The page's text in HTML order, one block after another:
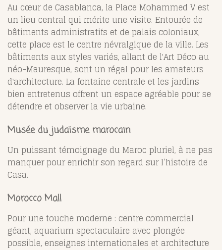
Au cœur de Casablanca, la Place Mohammed V est
un lieu central qui mérite une visite. Entourée de
bâtiments administratifs et de palais coloniaux,
cette place est le centre névralgique de la ville. Les
bâtiments aux styles variés, allant de l'Art Déco au
néo-Mauresque, sont un régal pour les amateurs
d'architecture. La fontaine centrale et les jardins
bien entretenus offrent un espace agréable pour se
détendre et observer la vie urbaine.
Musée du judaïsme marocain
Un puissant témoignage du Maroc pluriel, à ne pas
manquer pour enrichir son regard sur l’histoire de
Casa.
Morocco Mall
Pour une touche moderne : centre commercial
géant, aquarium spectaculaire avec plongée
possible, enseignes internationales et architecture